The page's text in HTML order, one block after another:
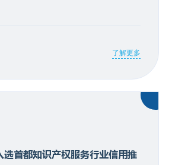
了解更多
选首都知识产权服务行业信用推